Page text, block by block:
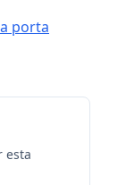
porta
esta